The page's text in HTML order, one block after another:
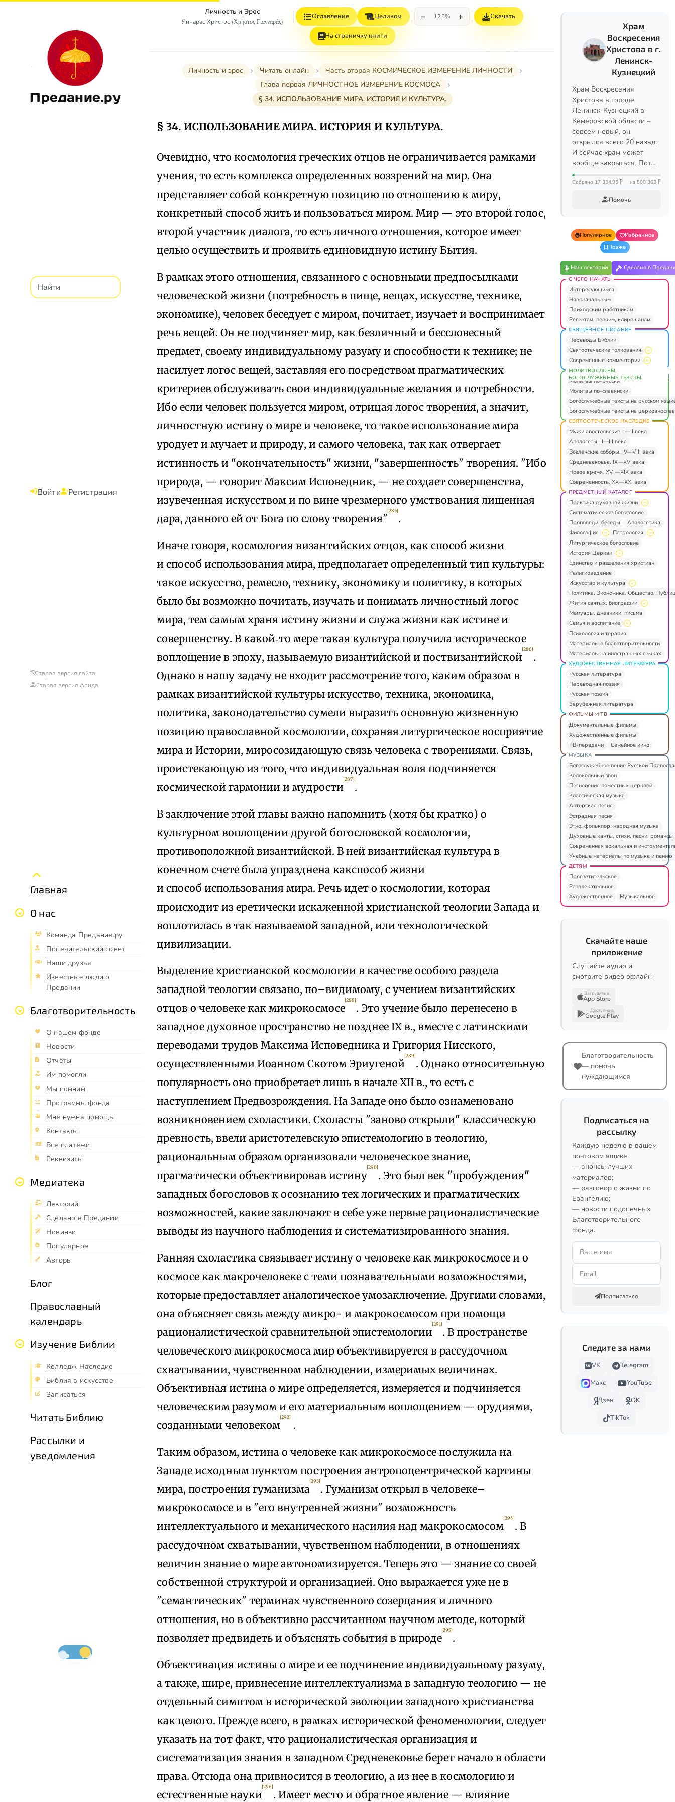
Предание.ру
Войти Регистрация
Старая версия сайта
Старая версия фонда
Главная
О нас
Команда Предание.ру
Попечительский совет
Наши друзья
Известные люди о
Предании
Благотворительность
О нашем фонде
Новости
Отчёты
Им помогли
Мы помним
Программы фонда
Мне нужна помощь
Контакты
Все платежи
Реквизиты
Медиатека
Лекторий
Сделано в Предании
Новинки
Популярное
Авторы
Блог
Православный
календарь
Изучение Библии
Колледж Наследие
Библия в искусстве
Записаться
Читать Библию
Рассылки и
уведомления
Личность и Эрос
Яннарас Христос (Χρήστος Γιανναράς)
Оглавление Целиком − 125% + Скачать
На страничку книги
Личность и эрос Читать онлайн
Часть вторая КОСМИЧЕСКОЕ ИЗМЕРЕНИЕ ЛИЧНОСТИ
Глава первая ЛИЧНОСТНОЕ ИЗМЕРЕНИЕ КОСМОСА
§ 34. ИСПОЛЬЗОВАНИЕ МИРА. ИСТОРИЯ И КУЛЬТУРА.
§ 34. ИСПОЛЬЗОВАНИЕ МИРА. ИСТОРИЯ И КУЛЬТУРА.
Очевидно, что космология греческих отцов не ограничивается рамками
учения, то есть комплекса определенных воззрений на мир. Она
представляет собой конкретную позицию по отношению к миру,
конкретный способ жить и пользоваться миром. Мир — это второй голос,
второй участник диалога, то есть личного отношения, которое имеет
целью осуществить и проявить единовидную истину Бытия.
В рамках этого отношения, связанного с основными предпосылками
человеческой жизни (потребность в пище, вещах, искусстве, технике,
экономике), человек беседует с миром, почитает, изучает и воспринимает
речь вещей. Он не подчиняет мир, как безличный и бессловесный
предмет, своему индивидуальному разуму и способности к технике; не
насилует логос вещей, заставляя его посредством прагматических
критериев обслуживать свои индивидуальные желания и потребности.
Ибо если человек пользуется миром, отрицая логос творения, а значит,
личностную истину о мире и человеке, то такое использование мира
уродует и мучает и природу, и самого человека, так как отвергает
истинность и "окончательность" жизни, "завершенность" творения. "Ибо
природа, — говорит Максим Исповедник, — не создает совершенства,
изувеченная искусством и по вине чрезмерного умствования лишенная
дара, данного ей от Бога по слову творения"
[285]
.
Иначе говоря, космология византийских отцов, как способ жизни
и способ использования мира, предполагает определенный тип культуры:
такое искусство, ремесло, технику, экономику и политику, в которых
было бы возможно почитать, изучать и понимать личностный логос
мира, тем самым храня истину жизни и служа жизни как истине и
совершенству. В какой‑то мере такая культура получила историческое
воплощение в эпоху, называемую византийской и поствизантийской
[286]
.
Однако в нашу задачу не входит рассмотрение того, каким образом в
рамках византийской культуры искусство, техника, экономика,
политика, законодательство сумели выразить основную жизненную
позицию православной космологии, сохраняя литургическое восприятие
мира и Истории, миросозидающую связь человека с творениями. Связь,
проистекающую из того, что индивидуальная воля подчиняется
космической гармонии и мудрости
[287]
.
В заключение этой главы важно напомнить (хотя бы кратко) о
культурном воплощении другой богословской космологии,
противоположной византийской. В ней византийская культура в
конечном счете была упразднена какспособ жизни
и способ использования мира. Речь идет о космологии, которая
происходит из еретически искаженной христианской теологии Запада и
воплотилась в так называемой западной, или технологической
цивилизации.
Выделение христианской космологии в качестве особого раздела
западной теологии связано, по–видимому, с учением византийских
отцов о человеке как микрокосмосе
[288]
. Это учение было перенесено в
западное духовное пространство не позднее IX в., вместе с латинскими
переводами трудов Максима Исповедника и Григория Нисского,
осуществленными Иоанном Скотом Эриугеной
[289]
. Однако относительную
популярность оно приобретает лишь в начале XII в., то есть с
наступлением Предвозрождения. На Западе оно было ознаменовано
возникновением схоластики. Схоласты "заново открыли" классическую
древность, ввели аристотелевскую эпистемологию в теологию,
рациональным образом организовали человеческое знание,
прагматически объективировав истину
[290]
. Это был век "пробуждения"
западных богословов к осознанию тех логических и прагматических
возможностей, какие заключают в себе уже первые рационалистические
выводы из научного наблюдения и систематизированного знания.
Ранняя схоластика связывает истину о человеке как микрокосмосе и о
космосе как макрочеловеке с теми познавательными возможностями,
которые предоставляет аналогическое умозаключение. Другими словами,
она объясняет связь между микро- и макрокосмосом при помощи
рационалистической сравнительной эпистемологии
[291]
. В пространстве
человеческого микрокосмоса мир объективируется в рассудочном
схватывании, чувственном наблюдении, измеримых величинах.
Объективная истина о мире определяется, измеряется и подчиняется
человеческим разумом и его материальным воплощением — орудиями,
созданными человеком
[292]
.
Таким образом, истина о человеке как микрокосмосе послужила на
Западе исходным пунктом построения антропоцентрической картины
мира, построения гуманизма
[293]
. Гуманизм открыл в человеке–
микрокосмосе и в "его внутренней жизни" возможность
интеллектуального и механического насилия над макрокосмосом
[294]
. В
рассудочном схватывании, чувственном наблюдении, в отношениях
величин знание о мире автономизируется. Теперь это — знание со своей
собственной структурой и организацией. Оно выражается уже не в
"семантических" терминах чувственного созерцания и личного
отношения, но в объективно рассчитанном научном методе, который
позволяет предвидеть и объяснять события в природе
[295]
.
Объективация истины о мире и ее подчинение индивидуальному разуму,
а также, шире, привнесение интеллектуализма в западную теологию — не
отдельный симптом в исторической эволюции западного христианства
как целого. Прежде всего, в рамках исторической феноменологии, следует
указать на тот факт, что рационалистическая организация и
систематизация знания в западном Средневековье берет начало в области
права. Отсюда она привносится в теологию, а из нее в космологию и
естественные науки
[296]
. Имеет место и обратное явление — влияние
Храм
Воскресения
Христова в г.
Ленинск-
Кузнецкий
Храм Воскресения
Христова в городе
Ленинск-Кузнецкий в
Кемеровской области –
совсем новый, он
открылся всего 20 назад.
И сейчас храм может
вообще закрыться. Пот…
Собрано 17 354,95 ₽ из 500 363 ₽
Помочь
Популярное
Избранное
Позже
Наш лекторий Сделано в
С ЧЕГО НАЧАТЬ
Интересующимся
Новоначальным
Приходским работникам
Регентам, певчим, клирошанам
СВЯЩЕННОЕ ПИСАНИЕ
Переводы Библии
Святоотеческие толкования
Современные комментарии
МОЛИТВОСЛОВЫ.
БОГОСЛУЖЕБНЫЕ ТЕКСТЫ
Молитвы по-русски
Молитвы по-славянски
Богослужебные тексты на русском
Богослужебные тексты на
СВЯТООТЕЧЕСКОЕ НАСЛЕДИЕ
Мужи апостольские. I—II века
Апологеты. II—III века
Вселенские соборы. IV—VIII века
Средневековье. IX—XV века
Новое время. XVI—XIX века
Современность. XX—XXI века
ПРЕДМЕТНЫЙ КАТАЛОГ
Практика духовной жизни
Систематическое богословие
Проповеди, беседы
Апологетика
Философия
Патрология
Литургическое богословие
История Церкви
Единство и разделения христиан
Религиоведение
Искусство и культура
Политика. Экономика. Общество.
Жития святых, биографии
Мемуары, дневники, письма
Семья и воспитание
Психология и терапия
Материалы о благотворительности
Материалы на иностранных языках
ХУДОЖЕСТВЕННАЯ ЛИТЕРАТУРА
Русская литература
Переводная поэзия
Русская поэзия
Зарубежная литература
ФИЛЬМЫ И ТВ
Документальные фильмы
Художественные фильмы
ТВ-передачи
Семейное кино
МУЗЫКА
Богослужебное пение Русской
Колокольный звон
Песнопения поместных церквей
Классическая музыка
Авторская песня
Эстрадная песня
Этно, фольклор, народная музыка
Духовные канты, стихи, песни, романсы
Современная вокальная и
Учебные материалы по музыке и пению
ДЕТЯМ
Просветительское
Развлекательное
Художественное
Музыкальное
Скачайте наше
приложение
Слушайте аудио и
смотрите видео офлайн
Загрузите в
App Store
Доступно в
Google Play
Благотворительность
— помочь
нуждающимся
Подписаться на
рассылку
Каждую неделю в вашем
почтовом ящике:
— анонсы лучших
материалов;
— разговор о жизни по
Евангелию;
— новости подопечных
Благотворительного
фонда.
Подписаться
Следите за нами
VK
Telegram
Макс
YouTube
Дзен
OK
TikTok